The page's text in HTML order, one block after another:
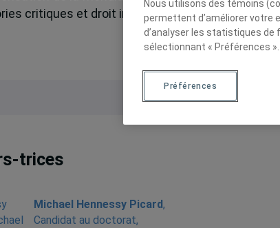
critiques et droit international, Bruxelles,
trices
Michael Hennessy Picard,
Candidat au doctorat,
Nous utilisons des témoins
permettent d’améliorer votre
d’analyser les statistiques de
sélectionnant « Préférences ».
Préférences